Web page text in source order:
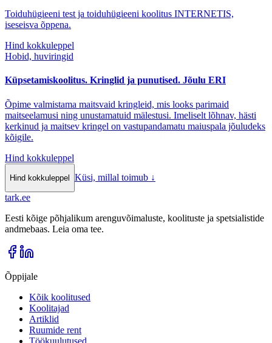
Toiduhügieeni test ja toiduhügieeni koolitus INTERNETIS,
iseseisva õppena.
Hind kokkuleppel
Hobid, huviringid
Küpsetamiskoolitus. Kringlid ja punutised. Jõulu ERI
Õpime valmistama maitsvaid kringleid, mis looks parimaid
maitseelamusi ning unustamatuid mälestusi. Imeliselt lõhnav, hästi
kerkinud ja maitsev kringel on vastupandamatu maiuspala jõuludeks
kõigile.
Hind kokkuleppel
Hind kokkuleppel Küsi, millal toimub ↓
tark.ee
Eesti kõige põhjalikum arenguvõimaluste, koolituste ja spetsialistide
andmebaas. Leia oma tee.
Õppijale
Kõik koolitused
Koolitajad
Artiklid
Ruumide rent